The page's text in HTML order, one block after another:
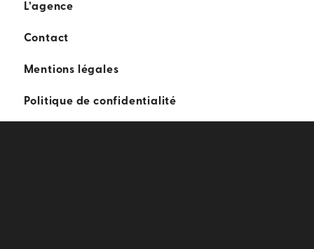
L’agence
Contact
Mentions légales
Politique de confidentialité